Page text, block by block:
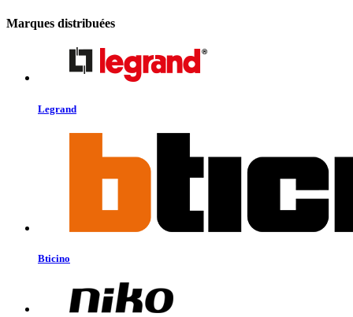
Marques distribuées
Legrand
Bticino